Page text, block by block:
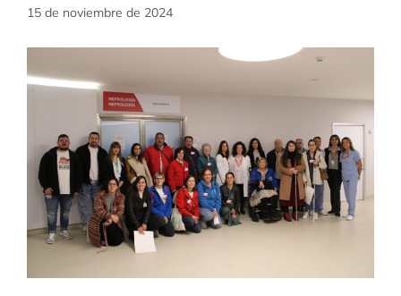
15 de noviembre de 2024